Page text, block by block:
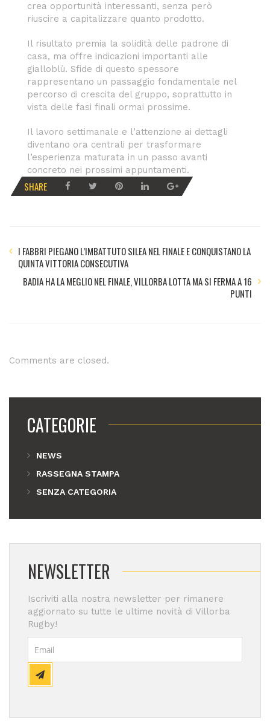
crea opportunità interessanti, senza però
riuscire a capitalizzare quanto prodotto.
Il risultato premia la solidità delle padrone di
casa, ma offre indicazioni importanti alle
gialloblù. Sfide di questo spessore
rappresentano un passaggio fondamentale nel
percorso di crescita del gruppo, soprattutto in
vista delle fasi finali ormai prossime.
Il lavoro settimanale e l’attenzione ai dettagli
diventano ora centrali per trasformare
l’esperienza maturata in un passo avanti
concreto nei prossimi appuntamenti.
SHARE
I FABBRI PIEGANO L’IMBATTUTO SILEA NEL FINALE E CONQUISTANO LA
QUINTA VITTORIA CONSECUTIVA
BADIA HA LA MEGLIO NEL FINALE, VILLORBA LOTTA MA SI FERMA A 16
PUNTI
Comments are closed.
CATEGORIE
NEWS
RASSEGNA STAMPA
SENZA CATEGORIA
NEWSLETTER
Iscriviti alla nostra newsletter per rimanere
aggiornato su tutte le ultime novità di Villorba
Rugby!